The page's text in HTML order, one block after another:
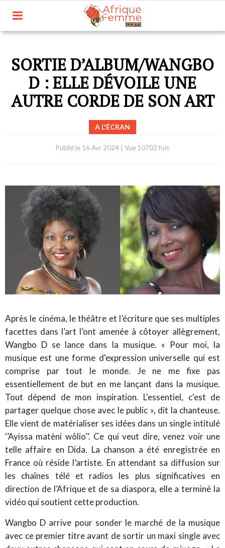
SORTIE D’ALBUM/WANGBO
D : ELLE DÉVOILE UNE
AUTRE CORDE DE SON ART
A L'ÉCRAN
Publié le 16 Avr 2024 Vue 10702 fois
Après le cinéma, le théâtre et l’écriture que ses multiples
facettes dans l’art l’ont amenée à côtoyer allègrement,
Wangbo D se lance dans la musique. « Pour moi, la
musique est une forme d'expression universelle qui est
comprise par tout le monde. Je ne me fixe pas
essentiellement de but en me lançant dans la musique.
Tout dépend de mon inspiration. L'essentiel, c'est de
partager quelque chose avec le public », dit la chanteuse.
Elle vient de matérialiser ses idées dans un single intitulé
‘’Ayissa matèni wôlio’’. Ce qui veut dire, venez voir une
telle affaire en Dida. La chanson a été enregistrée en
France où réside l’artiste. En attendant sa diffusion sur
les chaînes télé et radios les plus significatives en
direction de l’Afrique et de sa diaspora, elle a terminé la
vidéo qui soutient cette production.
Wangbo D arrive pour sonder le marché de la musique
avec ce premier titre avant de sortir un maxi single avec